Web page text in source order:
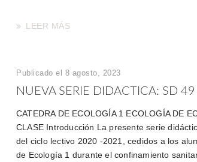
LEER MÁS
Publicado el 8 agosto, 2023
NUEVA SERIE DIDACTICA: SD
CATEDRA DE ECOLOGÍA 1 ECOLOGÍA DE
CLASE Introducción La presente serie
del ciclo lectivo 2020 -2021, cedidos a los
de Ecología 1 durante el confinamiento